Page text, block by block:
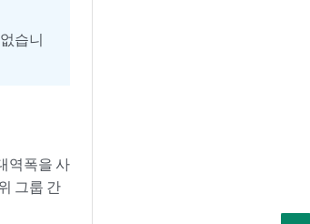
습니
역폭을 사
그룹 간